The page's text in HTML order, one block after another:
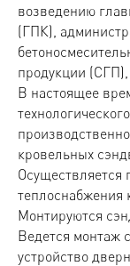
возведению
(ГПК),
продукции
В настоящее
кровельных
Осуществляется
теплоснабжения
Монтируются
Ведется монтаж
устройство